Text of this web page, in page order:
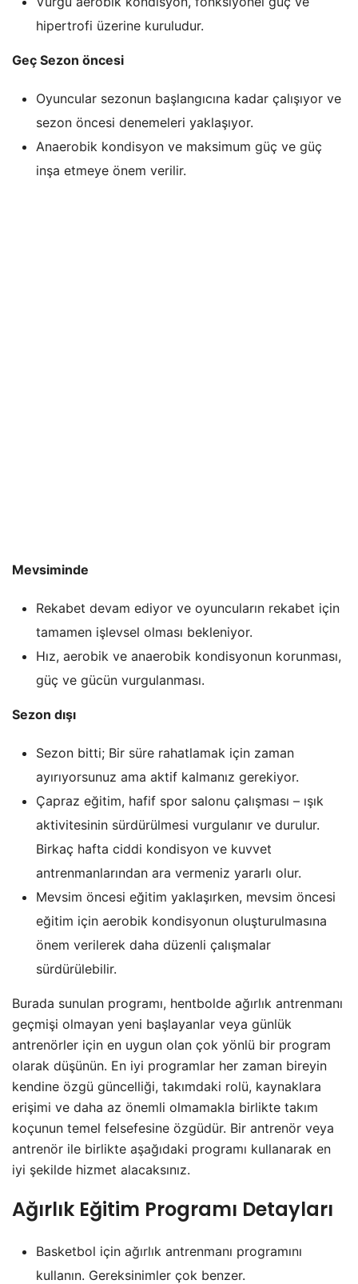
hipertrofi üzerine kuruludur.
Geç Sezon öncesi
Oyuncular sezonun başlangıcına kadar çalışıyor ve
sezon öncesi denemeleri yaklaşıyor.
Anaerobik kondisyon ve maksimum güç ve güç
inşa etmeye önem verilir.
Mevsiminde
Rekabet devam ediyor ve oyuncuların rekabet için
tamamen işlevsel olması bekleniyor.
Hız, aerobik ve anaerobik kondisyonun korunması,
güç ve gücün vurgulanması.
Sezon dışı
Sezon bitti; Bir süre rahatlamak için zaman
ayırıyorsunuz ama aktif kalmanız gerekiyor.
Çapraz eğitim, hafif spor salonu çalışması – ışık
aktivitesinin sürdürülmesi vurgulanır ve durulur.
Birkaç hafta ciddi kondisyon ve kuvvet
antrenmanlarından ara vermeniz yararlı olur.
Mevsim öncesi eğitim yaklaşırken, mevsim öncesi
eğitim için aerobik kondisyonun oluşturulmasına
önem verilerek daha düzenli çalışmalar
sürdürülebilir.
Burada sunulan programı, hentbolde ağırlık antrenmanı
geçmişi olmayan yeni başlayanlar veya günlük
antrenörler için en uygun olan çok yönlü bir program
olarak düşünün. En iyi programlar her zaman bireyin
kendine özgü güncelliği, takımdaki rolü, kaynaklara
erişimi ve daha az önemli olmamakla birlikte takım
koçunun temel felsefesine özgüdür. Bir antrenör veya
antrenör ile birlikte aşağıdaki programı kullanarak en
iyi şekilde hizmet alacaksınız.
Ağırlık Eğitim Programı Detayları
Basketbol için ağırlık antrenmanı programını
kullanın. Gereksinimler çok benzer.